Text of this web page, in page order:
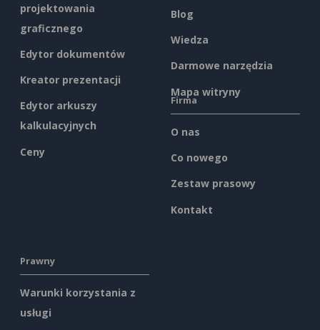
projektowania
graficznego
Edytor dokumentów
Kreator prezentacji
Edytor arkuszy
kalkulacyjnych
Ceny
Blog
Wiedza
Darmowe narzędzia
Mapa witryny
Firma
O nas
Co nowego
Zestaw prasowy
Kontakt
Prawny
Warunki korzystania z
usługi